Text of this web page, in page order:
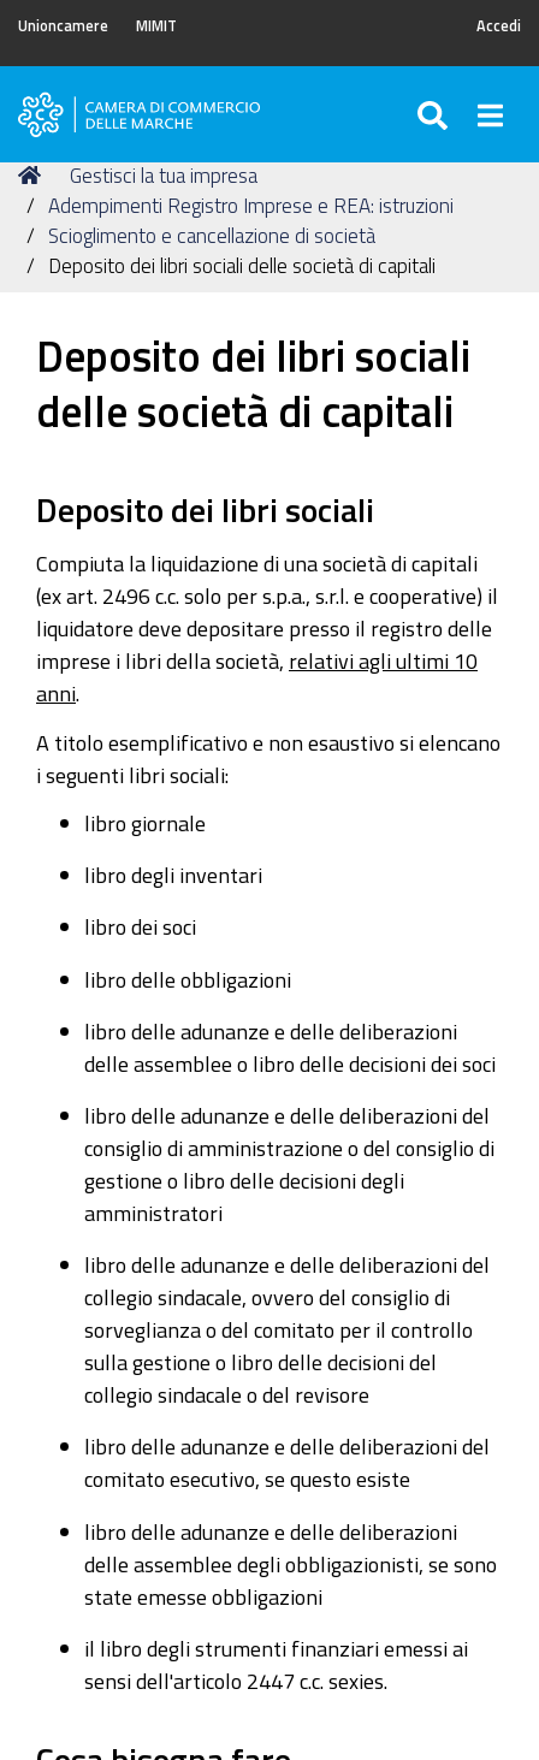
Unioncamere MIMIT Accedi
Camera
Commercio
delle
Marche
Tu
sei
qui:
Home
Gestisci la tua impresa
Adempimenti Registro Imprese e REA: istruzioni
Scioglimento e cancellazione di società
Deposito dei libri sociali delle società di capitali
Deposito dei libri sociali
delle società di capitali
Deposito dei libri sociali
Compiuta la liquidazione di una società di capitali
(ex art. 2496 c.c. solo per s.p.a., s.r.l. e cooperative) il
liquidatore deve depositare presso il registro delle
imprese i libri della società, relativi agli ultimi 10
anni
A titolo esemplificativo e non esaustivo si elencano
i seguenti libri sociali:
libro giornale
libro degli inventari
libro dei soci
libro delle obbligazioni
libro delle adunanze e delle deliberazioni
delle assemblee o libro delle decisioni dei soci
libro delle adunanze e delle deliberazioni del
consiglio di amministrazione o del consiglio di
gestione o libro delle decisioni degli
amministratori
libro delle adunanze e delle deliberazioni del
collegio sindacale, ovvero del consiglio di
sorveglianza o del comitato per il controllo
sulla gestione o libro delle decisioni del
collegio sindacale o del revisore
libro delle adunanze e delle deliberazioni del
comitato esecutivo, se questo esiste
libro delle adunanze e delle deliberazioni
delle assemblee degli obbligazionisti, se sono
state emesse obbligazioni
il libro degli strumenti finanziari emessi ai
sensi dell'articolo 2447 c.c. sexies.